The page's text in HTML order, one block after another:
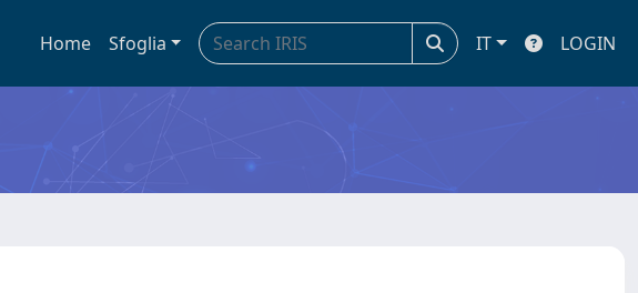
Home Sfoglia IT LOGIN